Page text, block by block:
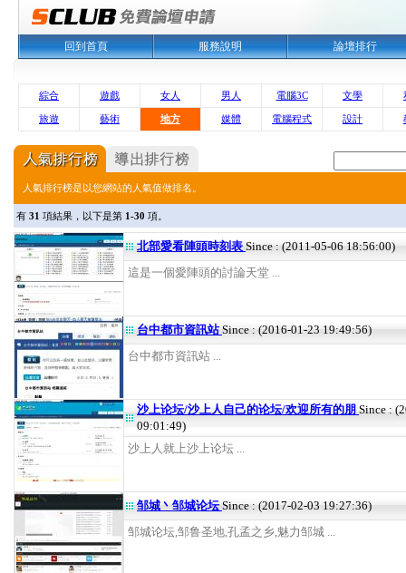
回到首頁 服務說明 論壇排行
綜合 遊戲 女人 男人 電腦3C 文學
旅遊 藝術 地方 媒體 電腦程式 設計
人氣排行榜是以您網站的人氣值做排名。
有 31 項結果，以下是第 1-30 項。
北部愛看陣頭時刻表 Since : (2011-05-06 18:56:00)
這是一個愛陣頭的討論天堂 ...
台中都市資訊站Since : (2016-01-23 19:49:56)
台中都市資訊站 ...
沙上论坛/沙上人自己的论坛/欢迎所有的朋Since :
09:01:49)
沙上人就上沙上论坛 ...
邹城丶邹城论坛Since : (2017-02-03 19:27:36)
邹城论坛,邹鲁圣地,孔孟之乡,魅力邹城 ...